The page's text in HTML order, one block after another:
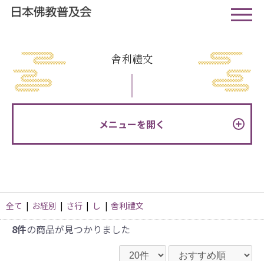
舎利禮文
メニューを開く
全て | お経別 | さ行 | し | 舎利禮文
8件の商品が見つかりました